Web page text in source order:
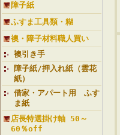
障子紙
ふすま工具類・糊
襖・障子材料職人買い
襖引き手
障子紙/押入れ紙（雲花
紙）
借家・アパート用 ふす
ま紙
店長特選掛け軸 50～
60％off